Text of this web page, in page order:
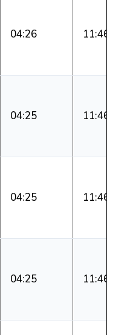
04:26 11:46
04:25 11:46
04:25 11:46
04:25 11:46